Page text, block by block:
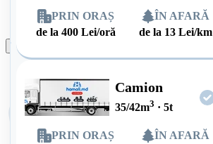
PRIN ORAȘ
de la400 Lei/oră
ÎN AFARĂ
de la 13 Lei/km
Camion
35/42m3 · 5t
PRIN ORAȘ
ÎN AFARĂ
Plasează comanda